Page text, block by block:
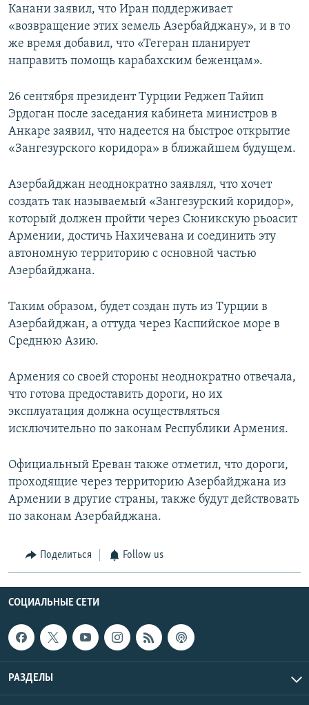
Канани заявил, что Иран поддерживает
«возвращение этих земель Азербайджану», и в то
же время добавил, что «Тегеран планирует
направить помощь карабахским беженцам».
26 сентября президент Турции Реджеп Тайип
Эрдоган после заседания кабинета министров в
Анкаре заявил, что надеется на быстрое открытие
«Зангезурского коридора» в ближайшем будущем.
Азербайджан неоднократно заявлял, что хочет
создать так называемый «Зангезурский коридор»,
который должен пройти через Сюникскую рьоасит
Армении, достичь Нахичевана и соединить эту
автономную территорию с основной частью
Азербайджана.
Таким образом, будет создан путь из Турции в
Азербайджан, а оттуда через Каспийское море в
Среднюю Азию.
Армения со своей стороны неоднократно отвечала,
что готова предоставить дороги, но их
эксплуатация должна осуществляться
исключительно по законам Республики Армения.
Официальный Ереван также отметил, что дороги,
проходящие через территорию Азербайджана из
Армении в другие страны, также будут действовать
по законам Азербайджана.
Поделиться Follow us
СОЦИАЛЬНЫЕ СЕТИ
РАЗДЕЛЫ